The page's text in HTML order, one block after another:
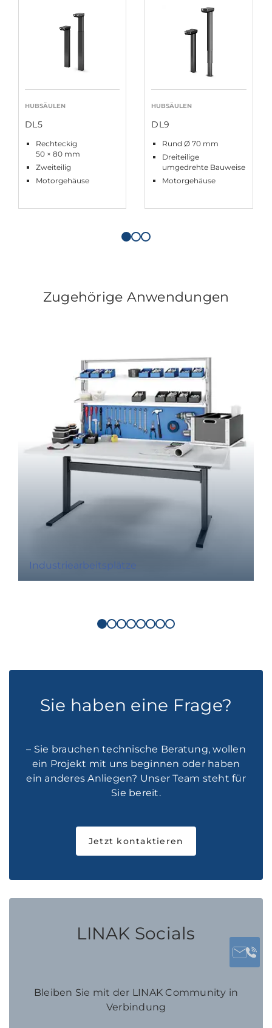
HUBSÄULEN
DL5
Rechteckig
50 × 80 mm
Zweiteilig
Motorgehäuse
HUBSÄULEN
DL9
Rund Ø 70 mm
Dreiteilige
umgedrehte Bauweise
Motorgehäuse
Zugehörige Anwendungen
Industriearbeitsplätze
Sie haben eine Frage?
– Sie brauchen technische Beratung, wollen
ein Projekt mit uns beginnen oder haben
ein anderes Anliegen? Unser Team steht für
Sie bereit.
Jetzt kontaktieren
LINAK Socials
Bleiben Sie mit der LINAK Community in
Verbindung